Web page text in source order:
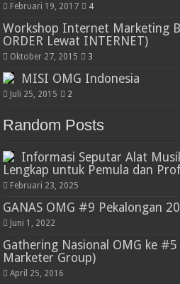
Februari 19, 2017 4
Workshop Internet Marketing
ORDER Lewat INTERNET)
Oktober 27, 2015 3
MISI OMG Indonesia
Juli 25, 2015 2
Random Posts
Informasi Seputar Alat
Lengkap untuk Pemula dan
Februari 23, 2025
GANAS OMG #9 Pekalongan
Juni 1, 2022
Gathering Nasional OMG ke
Marketer Group)
April 25, 2016